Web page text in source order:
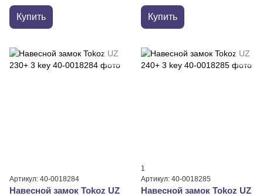
Купить Купить
Артикул: 40-0018284
Навесной замок Tokoz UZ
1
Артикул: 40-0018285
Навесной замок Tokoz UZ